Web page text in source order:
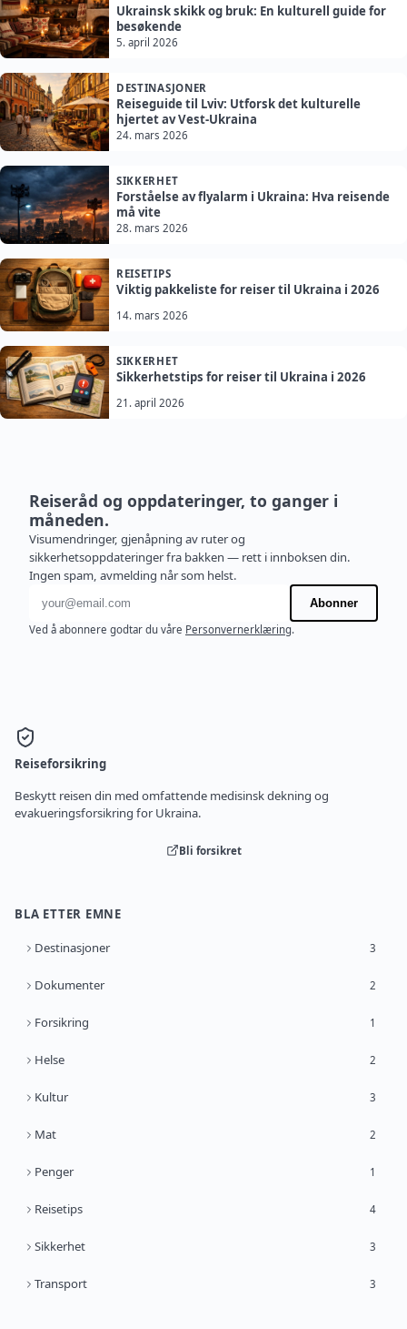
Ukrainsk skikk og bruk: En kulturell guide for
besøkende
5. april 2026
DESTINASJONER
Reiseguide til Lviv: Utforsk det kulturelle
hjertet av Vest-Ukraina
24. mars 2026
SIKKERHET
Forståelse av flyalarm i Ukraina: Hva reisende
må vite
28. mars 2026
REISETIPS
Viktig pakkeliste for reiser til Ukraina i 2026
14. mars 2026
SIKKERHET
Sikkerhetstips for reiser til Ukraina i 2026
21. april 2026
Reiseråd og oppdateringer, to ganger i
måneden.
Visumendringer, gjenåpning av ruter og
sikkerhetsoppdateringer fra bakken — rett i innboksen din.
Ingen spam, avmelding når som helst.
E-postadresse
Abonner
Ved å abonnere godtar du våre Personvernerklæring.
Reiseforsikring
Beskytt reisen din med omfattende medisinsk dekning og
evakueringsforsikring for Ukraina.
Bli forsikret
BLA ETTER EMNE
Destinasjoner 3
Dokumenter 2
Forsikring 1
Helse 2
Kultur 3
Mat 2
Penger 1
Reisetips 4
Sikkerhet 3
Transport 3